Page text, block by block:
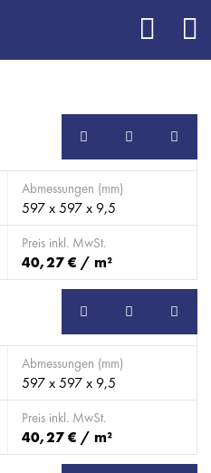
Abmessungen (mm)
597 x 597 x 9,5
Preis inkl. MwSt.
40,27 € / m²
Abmessungen (mm)
597 x 597 x 9,5
Preis inkl. MwSt.
40,27 € / m²